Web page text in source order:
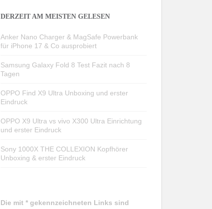
DERZEIT AM MEISTEN GELESEN
Anker Nano Charger & MagSafe Powerbank
für iPhone 17 & Co ausprobiert
Samsung Galaxy Fold 8 Test Fazit nach 8
Tagen
OPPO Find X9 Ultra Unboxing und erster
Eindruck
OPPO X9 Ultra vs vivo X300 Ultra Einrichtung
und erster Eindruck
Sony 1000X THE COLLEXION Kopfhörer
Unboxing & erster Eindruck
Die mit * gekennzeichneten Links sind